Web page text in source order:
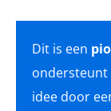
Dit is een
ondersteunt
idee door